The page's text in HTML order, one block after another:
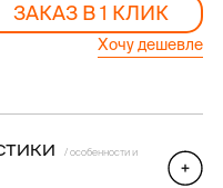
ЗАКАЗ В 1 КЛИК
Хочу дешевле
/ особенности и